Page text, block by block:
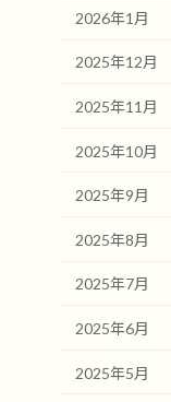
2026年1月
2025年12月
2025年11月
2025年10月
2025年9月
2025年8月
2025年7月
2025年6月
2025年5月